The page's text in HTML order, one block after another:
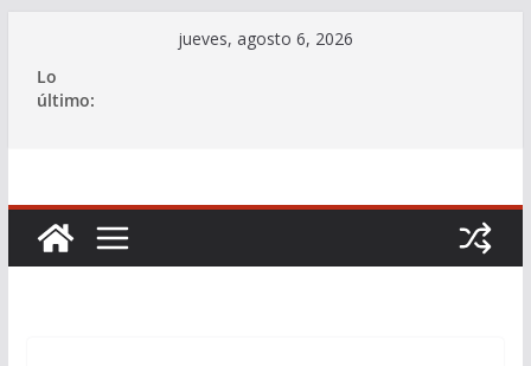
contenido
jueves, agosto 6, 2026
Lo
último: